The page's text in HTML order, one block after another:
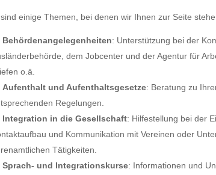
einige Themen, bei denen wir Ihnen zur Seite
Behördenangelegenheiten: Unterstützung bei der
dem Jobcenter und der Agentur für
o.ä.
Aufenthalt und Aufenthaltsgesetze: Beratung zu
Regelungen.
Integration in die Gesellschaft: Hilfestellung bei der
und Kommunikation mit Vereinen oder
Tätigkeiten.
Sprach- und Integrationskurse: Informationen und